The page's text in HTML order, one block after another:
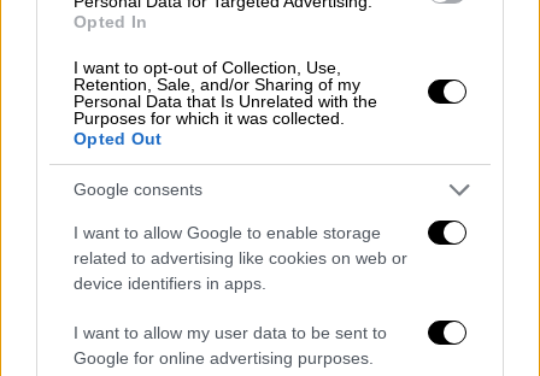
Opted In
I want to opt-out of Collection, Use,
Retention, Sale, and/or Sharing of my
Personal Data that Is Unrelated with the
Purposes for which it was collected.
Opted Out
Google consents
I want to allow Google to enable storage
related to advertising like cookies on web or
device identifiers in apps.
I want to allow my user data to be sent to
Google for online advertising purposes.
Στη μεγάλη αυτή γιορτή της Ορθοδοξίας, η
Εκκλησία τιμά το Άγιο Πνεύμα, το τρίτο
πρόσωπο της Αγίας Τριάδας.
Για ποιους είναι αργία
Η Δευτέρα του ΑγίουΠνεύματος αποτελεί
επίσημηαργίαγια τον δημόσιο τομέα.
υποχρεωτικές αργίεςκαι ισχύει μόνο για